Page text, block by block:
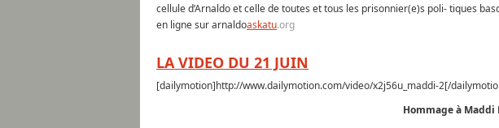
cellule d’Arnaldo et celle de toutes et tous les prisonnier(e)s poli- tiques
en ligne sur arnaldoaskatu.org
LA VIDEO DU 21 JUIN
[dailymotion]http://www.dailymotion.com/video/x2j56u_maddi-2[/
Hommage à Maddi